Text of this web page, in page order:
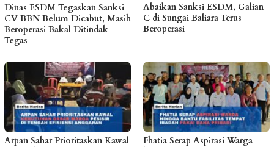
Dinas ESDM Tegaskan Sanksi
CV BBN Belum Dicabut, Masih
Beroperasi Bakal Ditindak
Tegas
Abaikan Sanksi ESDM, Galian
C di Sungai Baliara Terus
Beroperasi
Arpan Sahar Prioritaskan Kawal
Fhatia Serap Aspirasi Warga